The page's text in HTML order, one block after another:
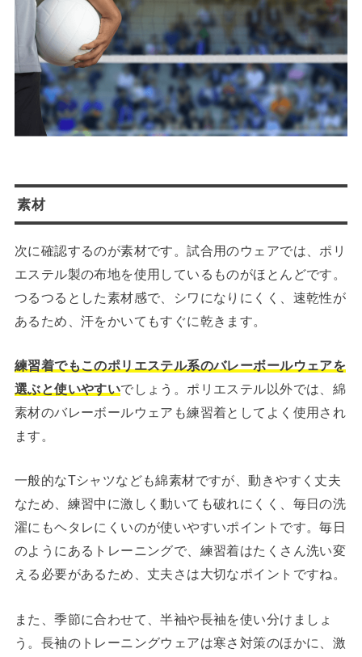
素材
次に確認するのが素材です。試合用のウェアでは、ポリ
エステル製の布地を使用しているものがほとんどです。
つるつるとした素材感で、シワになりにくく、速乾性が
あるため、汗をかいてもすぐに乾きます。
練習着でもこのポリエステル系のバレーボールウェアを
選ぶと使いやすいでしょう。ポリエステル以外では、綿
素材のバレーボールウェアも練習着としてよく使用され
ます。
一般的なTシャツなども綿素材ですが、動きやすく丈夫
なため、練習中に激しく動いても破れにくく、毎日の洗
濯にもヘタレにくいのが使いやすいポイントです。毎日
のようにあるトレーニングで、練習着はたくさん洗い変
える必要があるため、丈夫さは大切なポイントですね。
また、季節に合わせて、半袖や長袖を使い分けましょ
う。長袖のトレーニングウェアは寒さ対策のほかに、激